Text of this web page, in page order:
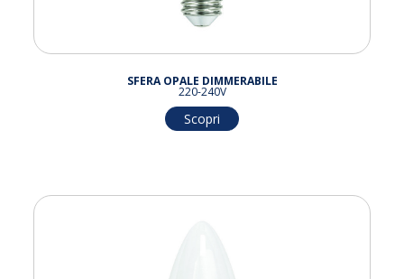
SFERA OPALE DIMMERABILE
220-240V
Scopri